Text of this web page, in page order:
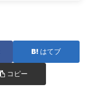
はてブ
コピー